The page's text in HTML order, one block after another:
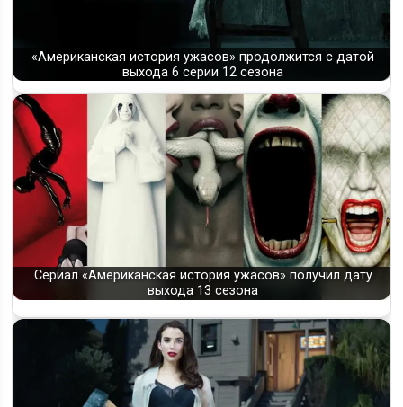
«Американская история ужасов» продолжится с датой
выхода 6 серии 12 сезона
Сериал «Американская история ужасов» получил дату
выхода 13 сезона